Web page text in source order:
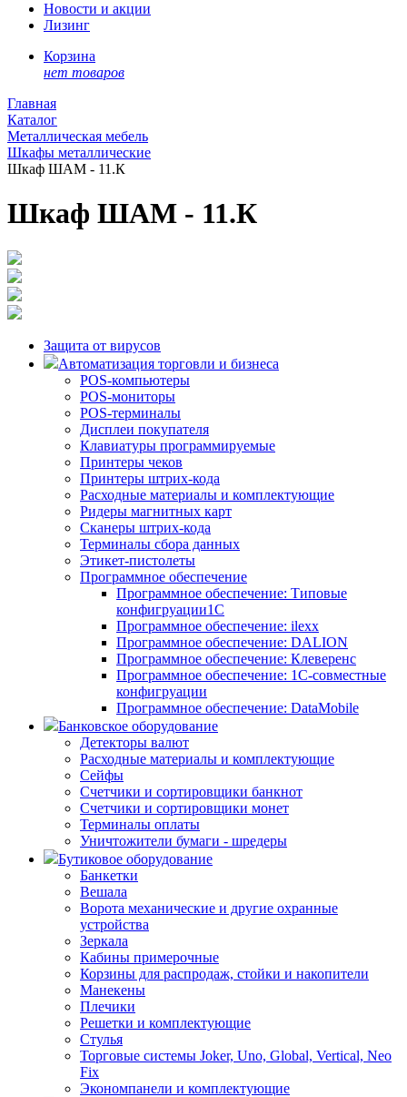
Новости и акции
Лизинг
Корзина
нет товаров
Главная
Каталог
Металлическая мебель
Шкафы металлические
Шкаф ШАМ - 11.К
Шкаф ШАМ - 11.К
Защита от вирусов
Автоматизация торговли и бизнеса
POS-компьютеры
POS-мониторы
POS-терминалы
Дисплеи покупателя
Клавиатуры программируемые
Принтеры чеков
Принтеры штрих-кода
Расходные материалы и комплектующие
Ридеры магнитных карт
Сканеры штрих-кода
Терминалы сбора данных
Этикет-пистолеты
Программное обеспечение
Программное обеспечение: Типовые
конфигруации1С
Программное обеспечение: ilexx
Программное обеспечение: DALION
Программное обеспечение: Клеверенс
Программное обеспечение: 1С-совместные
конфигруации
Программное обеспечение: DataMobile
Банковское оборудование
Детекторы валют
Расходные материалы и комплектующие
Сейфы
Счетчики и сортировщики банкнот
Счетчики и сортировщики монет
Терминалы оплаты
Уничтожители бумаги - шредеры
Бутиковое оборудование
Банкетки
Вешала
Ворота механические и другие охранные
устройства
Зеркала
Кабины примерочные
Корзины для распродаж, стойки и накопители
Манекены
Плечики
Решетки и комплектующие
Стулья
Торговые системы Joker, Uno, Global, Vertical, Neo
Fix
Экономпанели и комплектующие